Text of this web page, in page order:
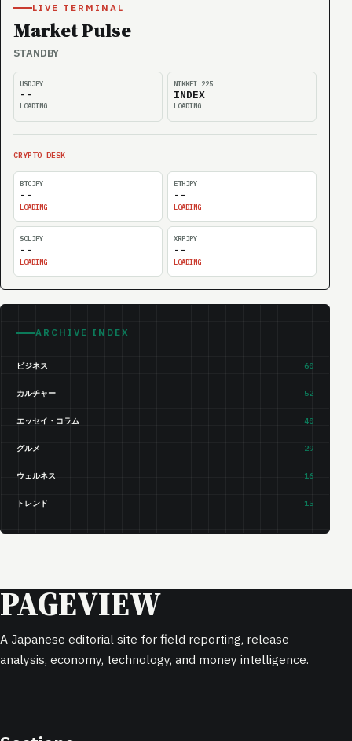
LIVE TERMINAL
Market Pulse
STANDBY
USDJPY
--
LOADING
NIKKEI 225
INDEX
LOADING
CRYPTO DESK
BTCJPY
--
LOADING
ETHJPY
--
LOADING
SOLJPY
--
LOADING
XRPJPY
--
LOADING
ARCHIVE INDEX
ビジネス 60
カルチャー 52
エッセイ・コラム 40
グルメ 29
ウェルネス 16
トレンド 15
PAGEVIEW
A Japanese editorial site for field reporting, release
analysis, economy, technology, and money intelligence.